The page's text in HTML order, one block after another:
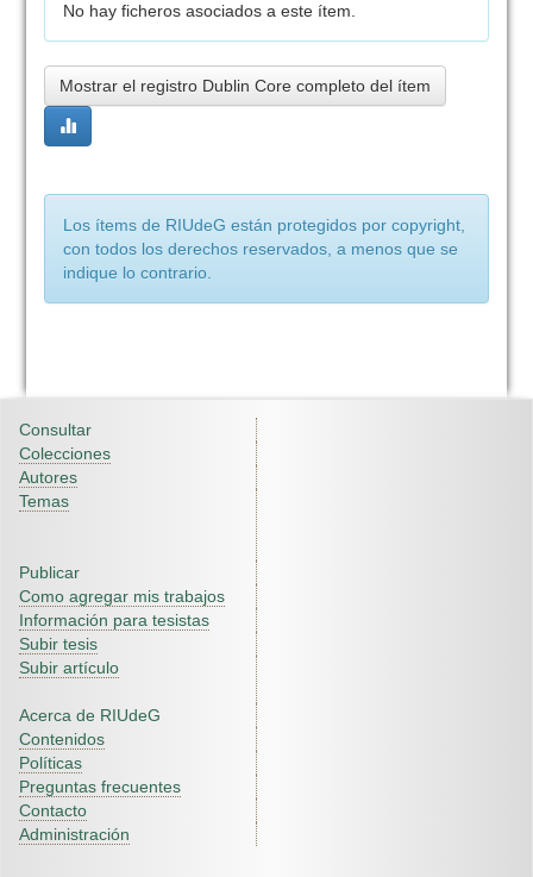
No hay ficheros asociados a este ítem.
Mostrar el registro Dublin Core completo del ítem
Los ítems de RIUdeG están protegidos por copyright,
con todos los derechos reservados, a menos que se
indique lo contrario.
Consultar
Colecciones
Autores
Temas
Publicar
Como agregar mis trabajos
Información para tesistas
Subir tesis
Subir artículo
Acerca de RIUdeG
Contenidos
Políticas
Preguntas frecuentes
Contacto
Administración